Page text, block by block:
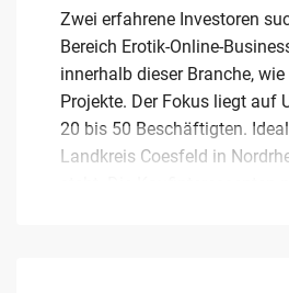
Zwei erfahrene Investoren
Bereich Erotik-Online-
innerhalb dieser Branche,
Projekte. Der Fokus liegt auf
20 bis 50 Beschäftigten.
Landkreis Coesfeld in